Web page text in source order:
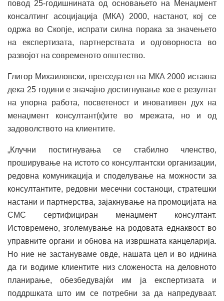
повод 25-годишнината од основањето на Менаџмент
консалтинг асоцијација (МКА) 2000, настанот, кој се
одржа во Скопје, испрати силна порака за значењето
на експертизата, партнерствата и одговорноста во
развојот на современото општество.
Глигор Михаиловски, претседател на МКА 2000 истакна
дека 25 години е значајно достигнување кое е резултат
на упорна работа, посветеност и иновативен дух на
менаџмент консултант(к)ите во мрежата, но и од
задоволството на клиентите.
„Клучни постигнувања се стабилно членство,
проширување на истото со консултантски организации,
редовна комуникација и споделување на можности за
консултантите, редовни месечни состаноци, стратешки
настани и партнерства, зајакнување на промоцијата на
CMC сертифициран менаџмент консултант.
Истовремено, зголемување на родовата еднаквост во
управните органи и обнова на извршната канцеларија.
Но ние не застануваме овде, нашата цел и во иднина
да ги водиме клиентите низ сложеноста на деловното
планирање, обезбедувајќи им ја експертизата и
поддршката што им се потребни за да напредуваат.